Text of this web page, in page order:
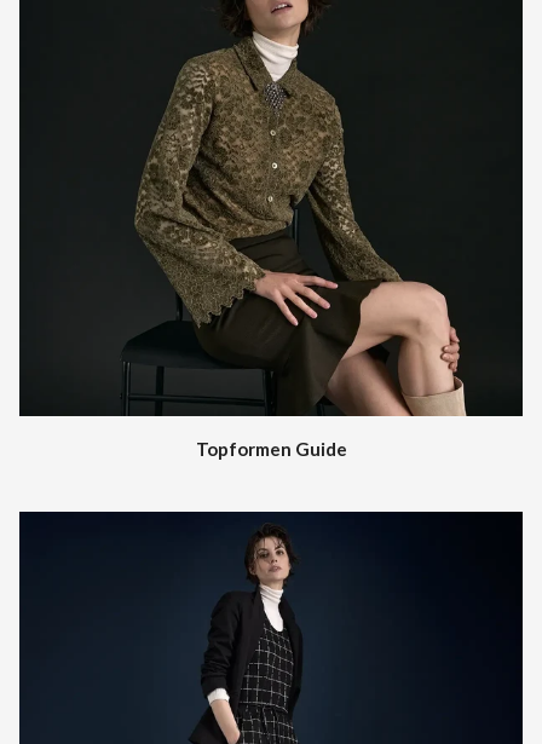
Topformen Guide